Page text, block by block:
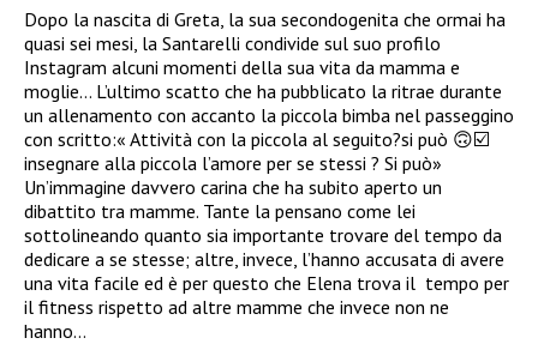
Dopo la nascita di Greta, la sua secondogenita che ormai ha
quasi sei mesi, la Santarelli condivide sul suo profilo
Instagram alcuni momenti della sua vita da mamma e
moglie… L’ultimo scatto che ha pubblicato la ritrae durante
un allenamento con accanto la piccola bimba nel passeggino
con scritto:« Attività con la piccola al seguito?si può 🙃☑️
insegnare alla piccola l’amore per se stessi ? Si può»
Un’immagine davvero carina che ha subito aperto un
dibattito tra mamme. Tante la pensano come lei
sottolineando quanto sia importante trovare del tempo da
dedicare a se stesse; altre, invece, l’hanno accusata di avere
una vita facile ed è per questo che Elena trova il tempo per
il fitness rispetto ad altre mamme che invece non ne
hanno…